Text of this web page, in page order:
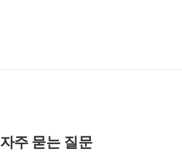
자주 묻는 질문